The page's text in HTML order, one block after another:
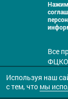
Все
Используя наш
с тем, что мы